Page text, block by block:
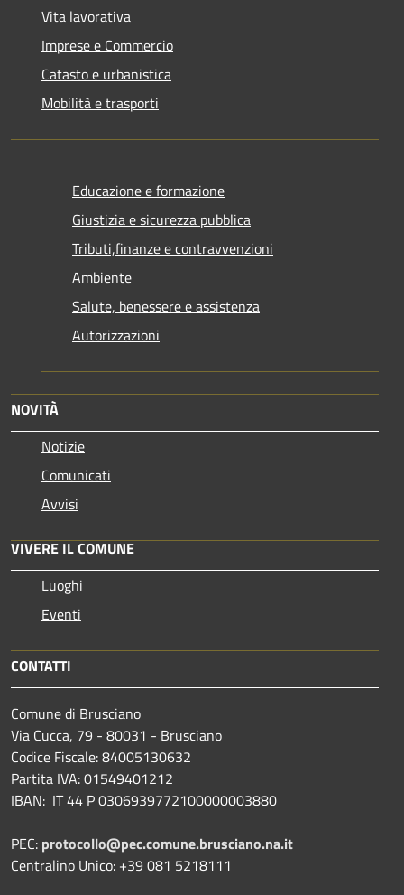
Vita lavorativa
Imprese e Commercio
Catasto e urbanistica
Mobilità e trasporti
Educazione e formazione
Giustizia e sicurezza pubblica
Tributi,finanze e contravvenzioni
Ambiente
Salute, benessere e assistenza
Autorizzazioni
NOVITÀ
Notizie
Comunicati
Avvisi
VIVERE IL COMUNE
Luoghi
Eventi
CONTATTI
Comune di Brusciano
Via Cucca, 79 - 80031 - Brusciano
Codice Fiscale: 84005130632
Partita IVA: 01549401212
IBAN: IT 44 P 0306939772100000003880
PEC: protocollo@pec.comune.brusciano.na.it
Centralino Unico: +39 081 5218111